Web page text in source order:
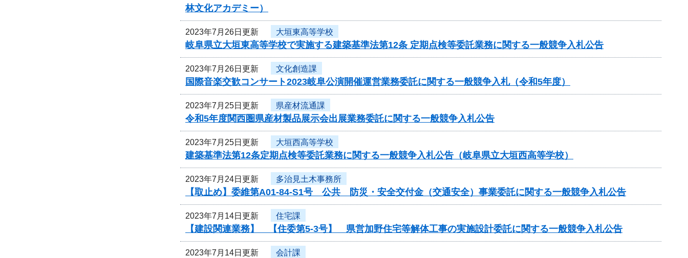
林文化アカデミー）
2023年7月26日更新 大垣東高等学校
岐阜県立大垣東高等学校で実施する建築基準法第12条 定期点検等委託業務に関する一般競争入札公告
2023年7月26日更新 文化創造課
国際音楽交歓コンサート2023岐阜公演開催運営業務委託に関する一般競争入札（令和5年度）
2023年7月25日更新 県産材流通課
令和5年度関西圏県産材製品展示会出展業務委託に関する一般競争入札公告
2023年7月25日更新 大垣西高等学校
建築基準法第12条定期点検等委託業務に関する一般競争入札公告（岐阜県立大垣西高等学校）
2023年7月24日更新 多治見土木事務所
【取止め】委維第A01-84-S1号 公共 防災・安全交付金（交通安全）事業委託に関する一般競争入札公告
2023年7月14日更新 住宅課
【建設関連業務】 【住委第5-3号】 県営加野住宅等解体工事の実施設計委託に関する一般競争入札公告
2023年7月14日更新 会計課